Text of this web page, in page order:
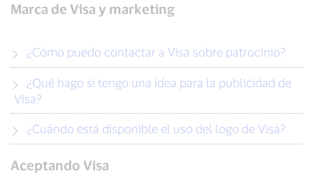
Marca de Visa y marketing
¿Cómo puedo contactar a Visa sobre patrocinio?
Visa?
¿Cuándo está disponible el uso del logo de Visa?
Aceptando Visa